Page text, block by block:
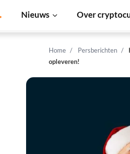
Nieuws Over
Home Persberichten
opleveren!